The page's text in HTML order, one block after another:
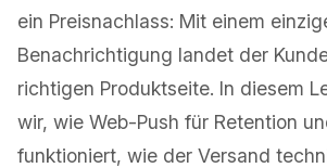
ein Preisnachlass: Mit einem
Benachrichtigung landet der
richtigen Produktseite. In diesem
wir, wie Web-Push für Retention
funktioniert, wie der Versand